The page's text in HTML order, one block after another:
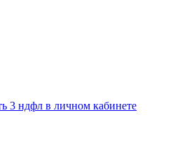
3 ндфл в личном кабинете